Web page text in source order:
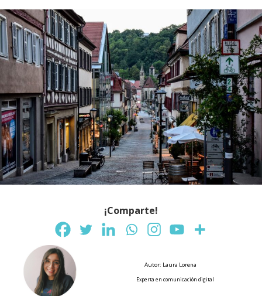
¡Comparte!
Autor: Laura Lorena
Experta en comunicación digital